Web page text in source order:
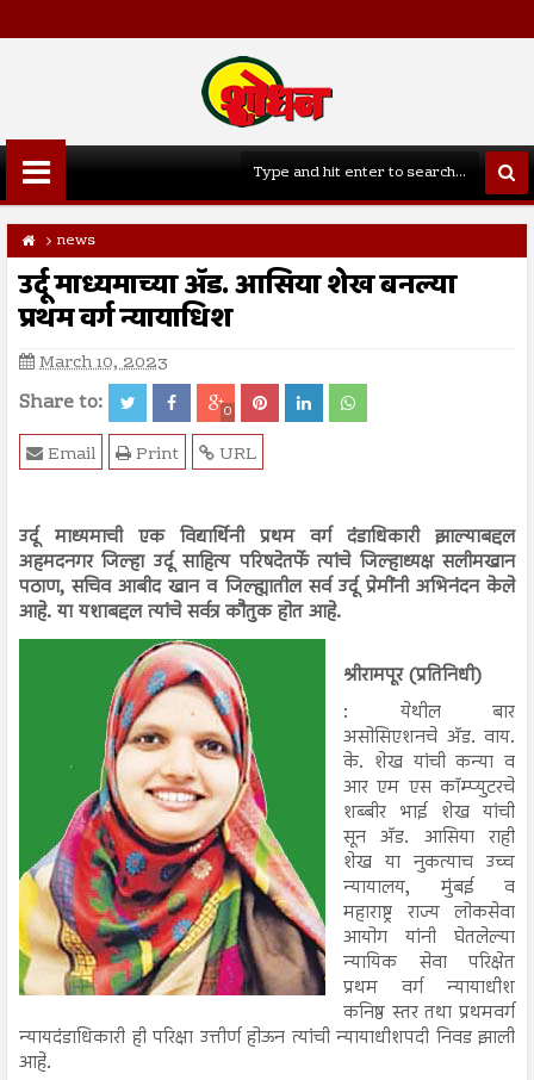
news
उर्दू माध्यमाच्या अ‍ॅड. आसिया शेख बनल्या
प्रथम वर्ग न्यायाधिश
March 10, 2023
Share to: 0
URL
Print
Email
उर्दू माध्यमाची एक विद्यार्थिनी प्रथम वर्ग दंडाधिकारी झाल्याबद्दल
अहमदनगर जिल्हा उर्दू साहित्य परिषदेतर्फे त्यांचे जिल्हाध्यक्ष सलीमखान
पठाण, सचिव आबीद खान व जिल्ह्यातील सर्व उर्दू प्रेमींनी अभिनंदन केले
आहे. या यशाबद्दल त्यांचे सर्वत्र कौतुक होत आहे.
श्रीरामपूर (प्रतिनिधी)
: येथील बार
असोसिएशनचे अ‍ॅड. वाय.
के. शेख यांची कन्या व
आर एम एस कॉम्प्युटरचे
शब्बीर भाई शेख यांची
सून अ‍ॅड. आसिया राही
शेख या नुकत्याच उच्च
न्यायालय, मुंबई व
महाराष्ट्र राज्य लोकसेवा
आयोग यांनी घेतलेल्या
न्यायिक सेवा परिक्षेत
प्रथम वर्ग न्यायाधीश
कनिष्ठ स्तर तथा प्रथमवर्ग
न्यायदंडाधिकारी ही परिक्षा उत्तीर्ण होऊन त्यांची न्यायाधीशपदी निवड झाली
आहे.